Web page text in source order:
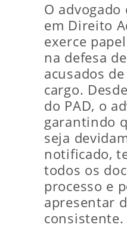
O advogado
em Direito
exerce
na defesa
acusados
cargo.
do PAD, o
garantindo
seja
notificado,
todos os
processo e
apresentar
consistente.